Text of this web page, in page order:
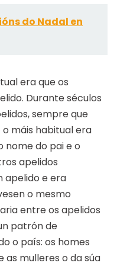
do Nadal en
era que os
Durante séculos
sempre que
máis habitual era
nome do pai e o
apelidos
apelido e era
o mesmo
entre os apelidos
patrón de
o país: os homes
as mulleres o da súa